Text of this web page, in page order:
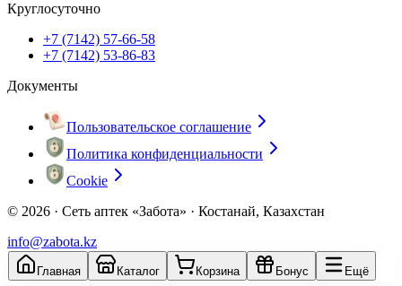
Круглосуточно
+7 (7142) 57-66-58
+7 (7142) 53-86-83
Документы
Пользовательское соглашение
Политика конфиденциальности
Cookie
© 2026 · Сеть аптек «Забота» · Костанай, Казахстан
info@zabota.kz
Главная Каталог Корзина Бонус Ещё